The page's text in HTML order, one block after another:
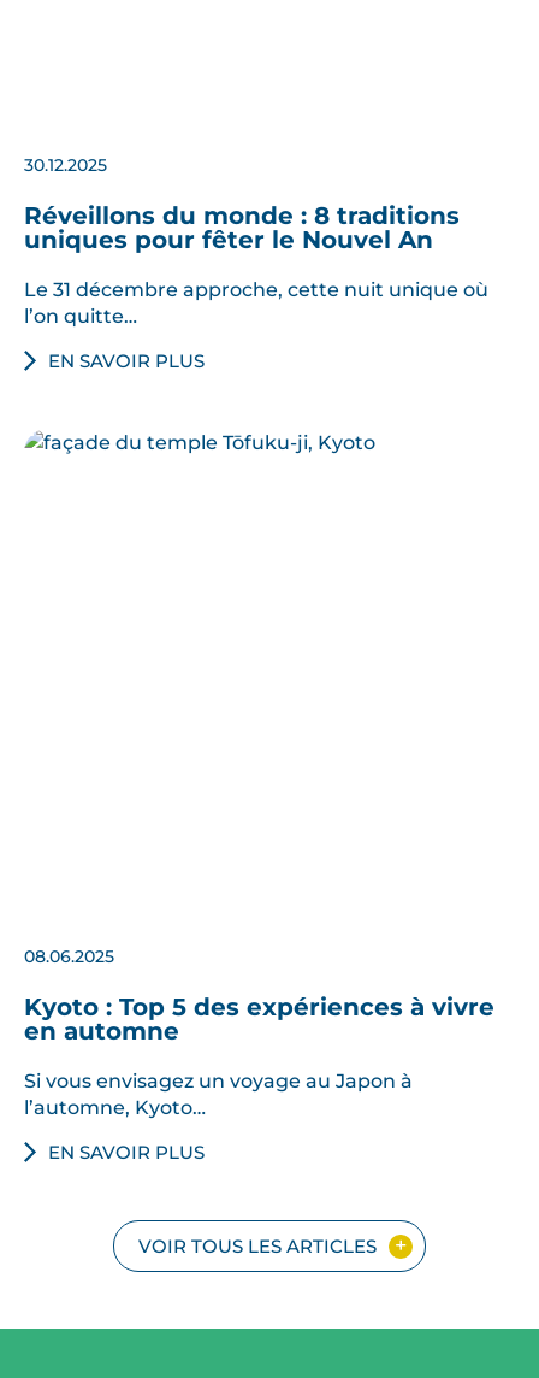
30.12.2025
Réveillons du monde : 8 traditions
uniques pour fêter le Nouvel An
Le 31 décembre approche, cette nuit unique où
l’on quitte…
EN SAVOIR PLUS
08.06.2025
Kyoto : Top 5 des expériences à vivre
en automne
Si vous envisagez un voyage au Japon à
l’automne, Kyoto…
EN SAVOIR PLUS
VOIR TOUS LES ARTICLES